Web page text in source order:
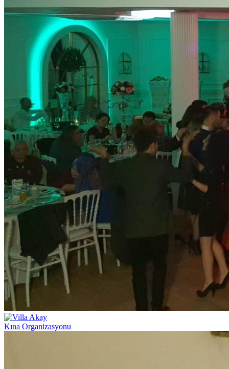
Kına Organizasyonu